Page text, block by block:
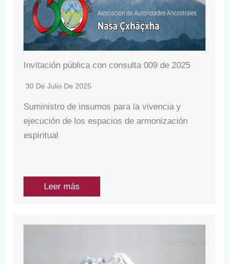
Invitación pública con consulta 009 de 2025
30 De Julio De 2025
Suministro de insumos para la vivencia y
ejecución de los espacios de armonización
espiritual
Leer más